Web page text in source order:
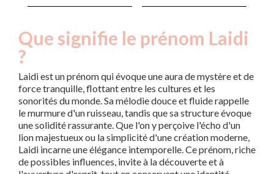
Que signifie le prénom Laidi
?
Laidi est un prénom qui évoque une aura de mystère et de
force tranquille, flottant entre les cultures et les
sonorités du monde. Sa mélodie douce et fluide rappelle
le murmure d'un ruisseau, tandis que sa structure évoque
une solidité rassurante. Que l'on y perçoive l'écho d'un
lion majestueux ou la simplicité d'une création moderne,
Laidi incarne une élégance intemporelle. Ce prénom, riche
de possibles influences, invite à la découverte et à